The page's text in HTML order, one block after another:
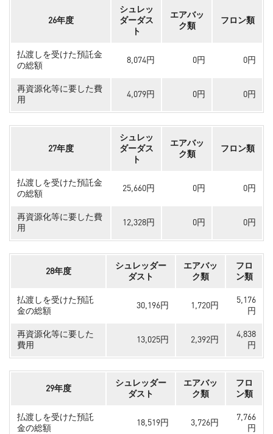
26年度
シュレッ
ダーダス
ト
エアバッ
ク類
フロン類
払渡しを受けた預託金
の総額
8,074円 0円 0円
再資源化等に要した費
用
4,079円 0円 0円
27年度
シュレッ
ダーダス
ト
エアバッ
ク類
フロン類
払渡しを受けた預託金
の総額
25,660円 0円 0円
再資源化等に要した費
用
12,328円 0円 0円
28年度
シュレッダー
ダスト
エアバッ
ク類
フロ
ン類
払渡しを受けた預託
金の総額
30,196円 1,720円
5,176
円
再資源化等に要した
費用
13,025円 2,392円
4,838
円
29年度
シュレッダー
ダスト
エアバッ
ク類
フロ
ン類
払渡しを受けた預託
金の総額
18,519円 3,726円
7,766
円